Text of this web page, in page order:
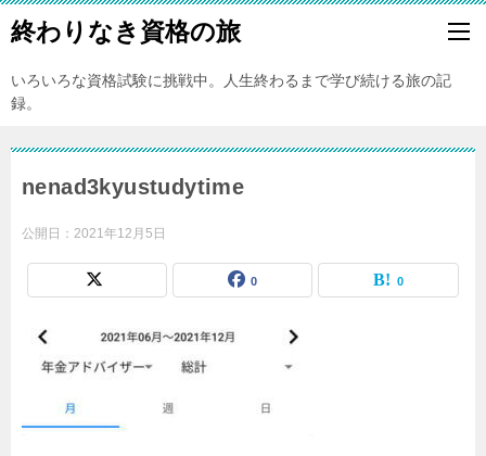
終わりなき資格の旅
いろいろな資格試験に挑戦中。人生終わるまで学び続ける旅の記
録。
nenad3kyustudytime
公開日： 2021年12月5日
0 0